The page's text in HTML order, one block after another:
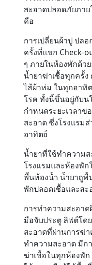
สะอาดปลอดภัยภา
คือ
การเปลี่ยนผ้าปู ปล
ครั้งที่แขก Check-
ๆ ภายในห้องพักด้ว
น้ำยาฆ่าเชื้อทุกครั้
ไส้ผ้าห่ม ในทุกอาทิ
โรค ทั้งนี้ขึ้นอยู่กับน
กำหนดระยะเวลาข
สะอาด ซึ่งโรงแรม
อาทิตย์
น้ำยาที่ใช้ทำความ
โรงแรมและห้องพัก
พื้นห้องน้ำ น้ำยาถูพื้
พักปลอดเชื้อและส
การทำความสะอา
มือจับประตู ลิฟต์โด
สะอาดที่ผ่านการฆ่า
ทำความสะอาด มีก
ฆ่าเชื้อในทุกห้องพั